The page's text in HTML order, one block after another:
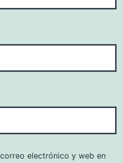
electrónico y web en